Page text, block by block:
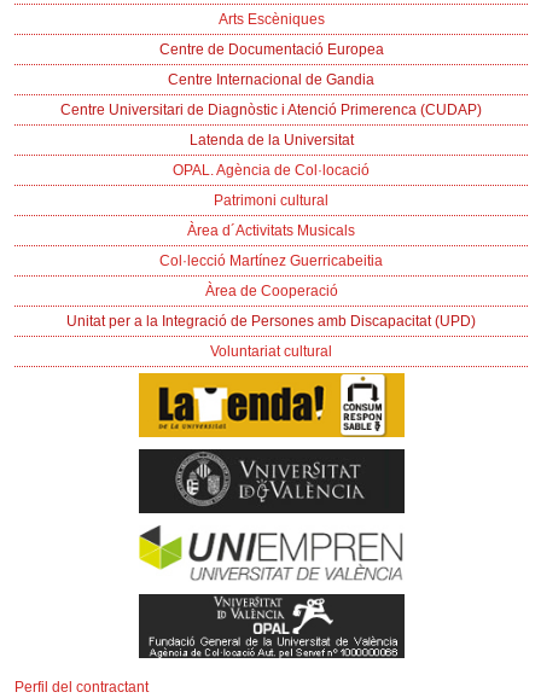
Arts Escèniques
Centre de Documentació Europea
Centre Internacional de Gandia
Centre Universitari de Diagnòstic i Atenció Primerenca (CUDAP)
Latenda de la Universitat
OPAL. Agència de Col·locació
Patrimoni cultural
Àrea d´Activitats Musicals
Col·lecció Martínez Guerricabeitia
Àrea de Cooperació
Unitat per a la Integració de Persones amb Discapacitat (UPD)
Voluntariat cultural
Perfil del contractant